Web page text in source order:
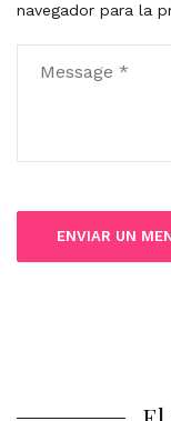
navegador para la